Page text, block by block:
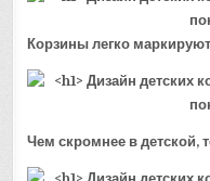
Корзины легко
Чем скромнее в детской,